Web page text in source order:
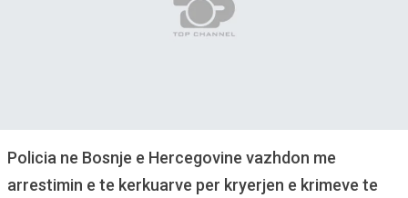
Policia ne Bosnje e Hercegovine vazhdon me
arrestimin e te kerkuarve per kryerjen e krimeve te